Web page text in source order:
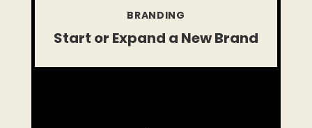
BRANDING
Start or Expand a New Brand